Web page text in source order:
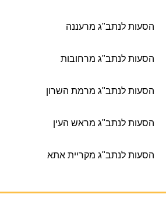
הסעות לנתב"ג מרעננה
הסעות לנתב"ג מרחובות
הסעות לנתב"ג מרמת השרון
הסעות לנתב"ג מראש העין
הסעות לנתב"ג מקריית אתא